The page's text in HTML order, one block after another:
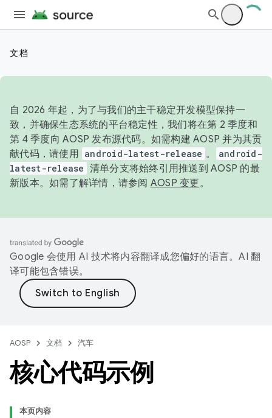
文档
自 2026 年起，为了与我们的主干稳定开发模型保持一
致，并确保生态系统的平台稳定性，我们将在第 2 季度和
第 4 季度向 AOSP 发布源代码。如需构建 AOSP 并为其贡
献代码，请使用 android-latest-release 。
android-
latest-release 清单分支将始终引用推送到 AOSP 的最
新版本。如需了解详情，请参阅 AOSP 变更。
Google 会使用 AI 技术将内容翻译成您偏好的语言。AI 翻
译可能包含错误。
AOSP 文档 汽车
核心代码示例
本页内容